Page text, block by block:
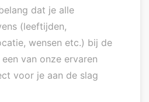
dat je alle
(leeftijden,
wensen etc.) bij de
van onze ervaren
voor je aan de slag